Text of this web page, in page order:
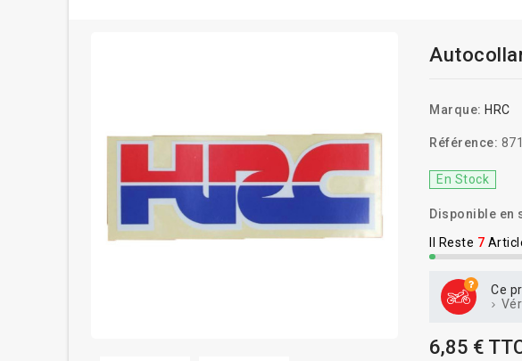
Marque: HRC
Référence:
En Stock
Disponible en
Il Reste 7
Ce
6,85 €